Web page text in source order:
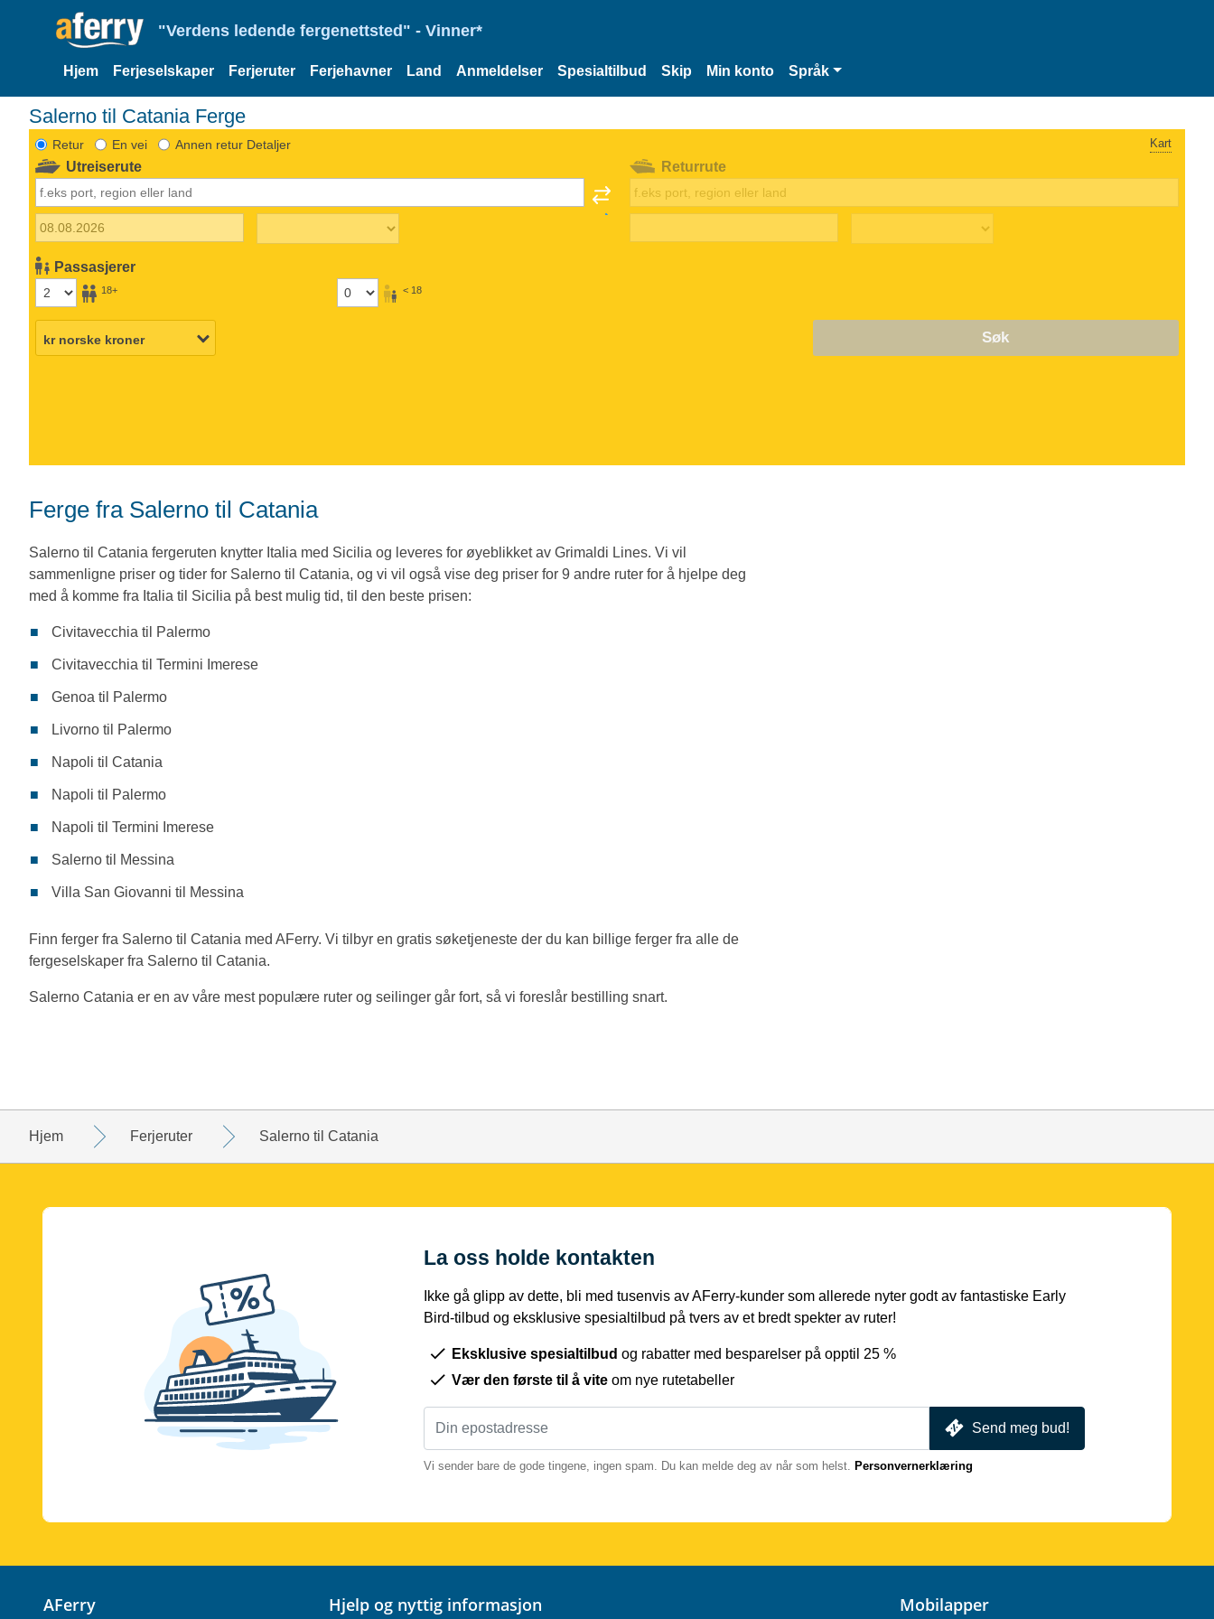
"Verdens ledende fergenettsted" - Vinner*
Hjem Ferjeselskaper Ferjeruter Ferjehavner Land Anmeldelser Spesialtilbud Skip Min konto Språk
Salerno til Catania Ferge
Retur En vei Annen retur Detaljer Kart
Utreiserute
Passasjerer
18+ < 18
Returrute
Søk
Ferge fra Salerno til Catania
Salerno til Catania fergeruten knytter Italia med Sicilia og leveres for øyeblikket av Grimaldi Lines. Vi vil
sammenligne priser og tider for Salerno til Catania, og vi vil også vise deg priser for 9 andre ruter for å hjelpe deg
med å komme fra Italia til Sicilia på best mulig tid, til den beste prisen:
Civitavecchia til Palermo
Civitavecchia til Termini Imerese
Genoa til Palermo
Livorno til Palermo
Napoli til Catania
Napoli til Palermo
Napoli til Termini Imerese
Salerno til Messina
Villa San Giovanni til Messina
Finn ferger fra Salerno til Catania med AFerry. Vi tilbyr en gratis søketjeneste der du kan billige ferger fra alle de
fergeselskaper fra Salerno til Catania.
Salerno Catania er en av våre mest populære ruter og seilinger går fort, så vi foreslår bestilling snart.
Hjem Ferjeruter Salerno til Catania
La oss holde kontakten
Ikke gå glipp av dette, bli med tusenvis av AFerry-kunder som allerede nyter godt av fantastiske Early
Bird-tilbud og eksklusive spesialtilbud på tvers av et bredt spekter av ruter!
Eksklusive spesialtilbud og rabatter med besparelser på opptil 25 %
Vær den første til å vite om nye rutetabeller
Send meg bud!
Vi sender bare de gode tingene, ingen spam. Du kan melde deg av når som helst. Personvernerklæring
AFerry Hjelp og nyttig informasjon Mobilapper